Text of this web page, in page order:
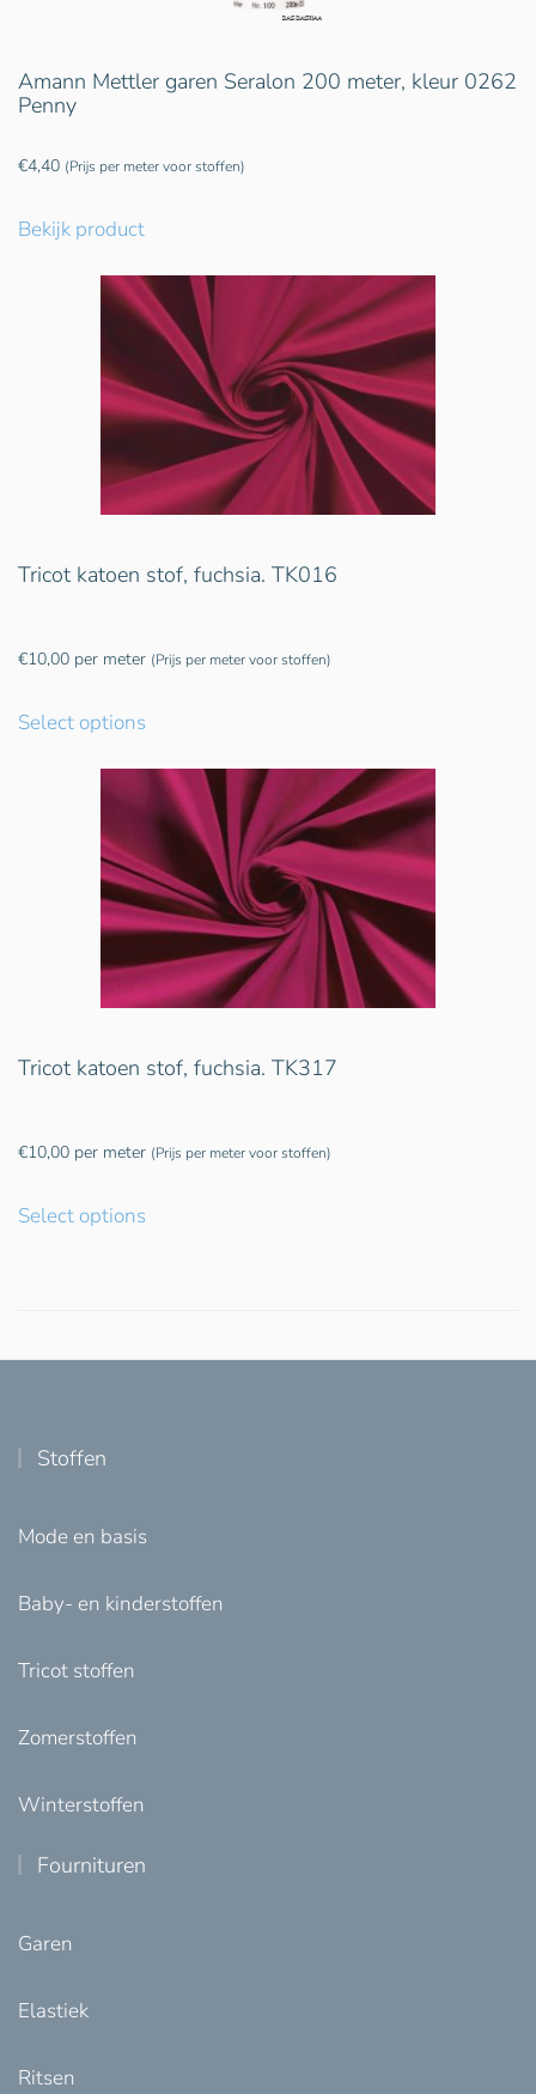
Amann Mettler garen Seralon 200 meter, kleur 0262
Penny
€4,40 (Prijs per meter voor stoffen)
Bekijk product
Tricot katoen stof, fuchsia. TK016
€10,00 per meter (Prijs per meter voor stoffen)
Select options
Tricot katoen stof, fuchsia. TK317
€10,00 per meter (Prijs per meter voor stoffen)
Select options
Stoffen
Mode en basis
Baby- en kinderstoffen
Tricot stoffen
Zomerstoffen
Winterstoffen
Fournituren
Garen
Elastiek
Ritsen